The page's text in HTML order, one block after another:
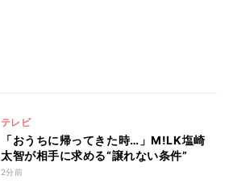
テレビ
「おうちに帰ってきた時…」M!LK塩崎
太智が相手に求める“譲れない条件”
2分前